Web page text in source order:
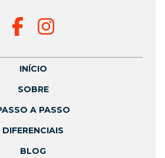
INÍCIO
SOBRE
A PASSO
DIFERENCIAIS
BLOG